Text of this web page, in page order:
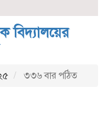
বিদ্যালয়ের
৩৩৬ বার পঠিত